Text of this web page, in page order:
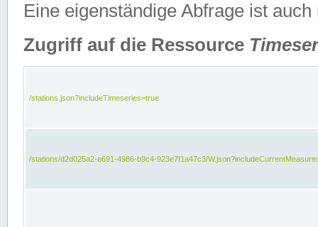
Eine eigenständige Abfrage ist auch
Zugriff auf die Ressource
/stations.json?includeTimeseries=true
/stations/d2d025a2-e691-4986-b9c4-923e7f1a47c3/